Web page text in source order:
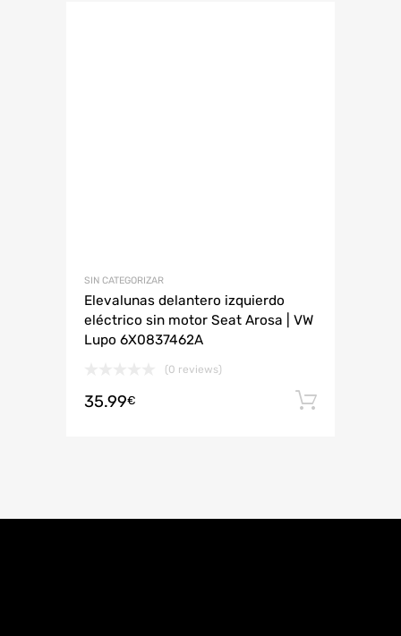
SIN CATEGORIZAR
Elevalunas delantero izquierdo
eléctrico sin motor Seat Arosa | VW
Lupo 6X0837462A
(0 reviews)
35.99€